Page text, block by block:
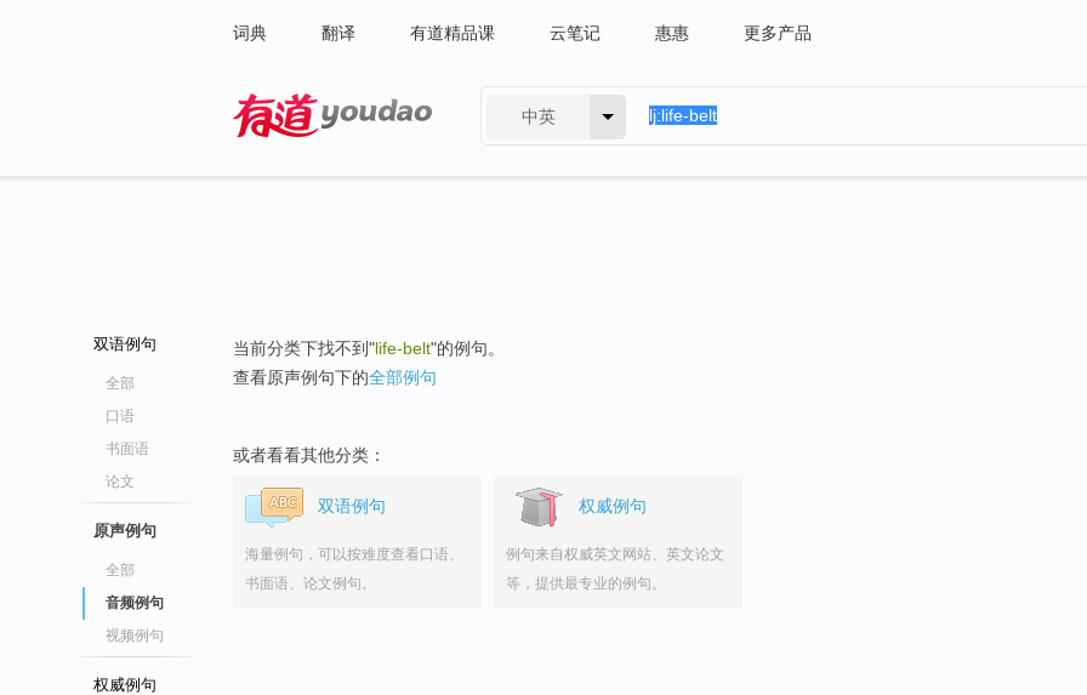
词典 翻译 有道精品课 云笔记 惠惠 更多产品
中英
双语例句
全部
口语
书面语
论文
原声例句
全部
音频例句
视频例句
权威例句
当前分类下找不到"life-belt"的例句。
查看原声例句下的全部例句
或者看看其他分类：
双语例句
海量例句，可以按难度查看口语、
书面语、论文例句。
权威例句
例句来自权威英文网站、英文论文
等，提供最专业的例句。